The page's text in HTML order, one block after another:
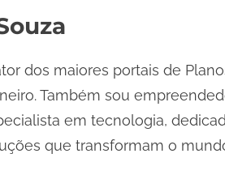
dos maiores portais de
Também sou
em tecnologia,
que transformam o